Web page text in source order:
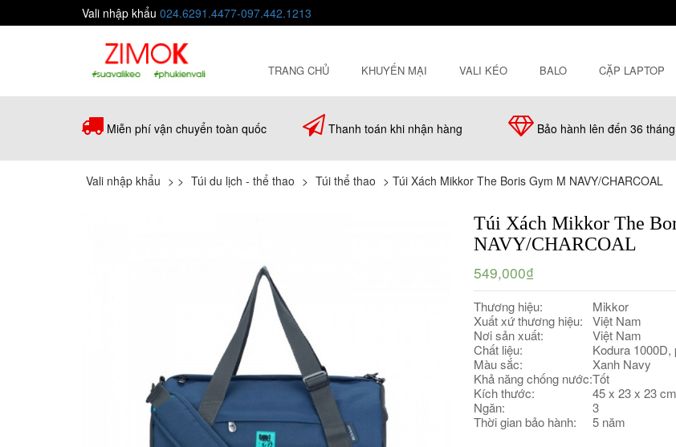
Vali nhập khẩu 024.6291.4477-097.442.1213
TRANG CHỦ KHUYẾN MẠI VALI KÉO BALO CẶP LAPTOP
Miễn phí vận chuyển toàn quốc Thanh toán khi nhận hàng Bảo hành lên đến 36 tháng
Vali nhập khẩu > > Túi du lịch - thể thao > Túi thể thao > Túi Xách Mikkor The Boris Gym M NAVY/CHARCOAL
Túi Xách Mikkor The
NAVY/CHARCOAL
549,000₫
Thương hiệu:
Mikkor
Xuất xứ thương hiệu:
Việt Nam
Nơi sản xuất:
Việt Nam
Chất liệu:
Kodura 1000D,
Màu sắc:
Xanh Navy
Khả năng chống nước:Tốt
Kích thước:
45 x 23 x 23 cm
Ngăn:
3
Thời gian bảo hành:
5 năm